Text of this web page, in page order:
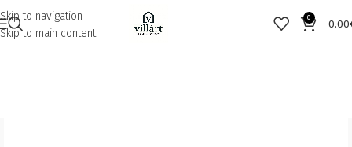
Skip to navigation
Skip to main content
0
0.00